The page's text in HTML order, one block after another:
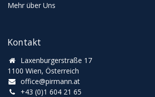
Kontakt
Laxenburgerstraße 17
1100 Wien, Österreich
office@pirmann.at
+43 (0)1 604 21 65
Mehr über Uns